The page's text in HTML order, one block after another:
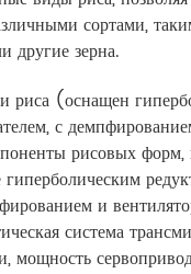
сортами,
другие зерна.
риса (оснащен
с
рисовых форм,
и
система
мощность